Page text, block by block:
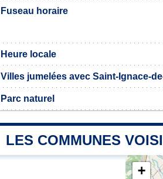
Fuseau horaire
Heure locale
Villes jumelées avec Saint-Ignace-
Parc naturel
LES COMMUNES
+